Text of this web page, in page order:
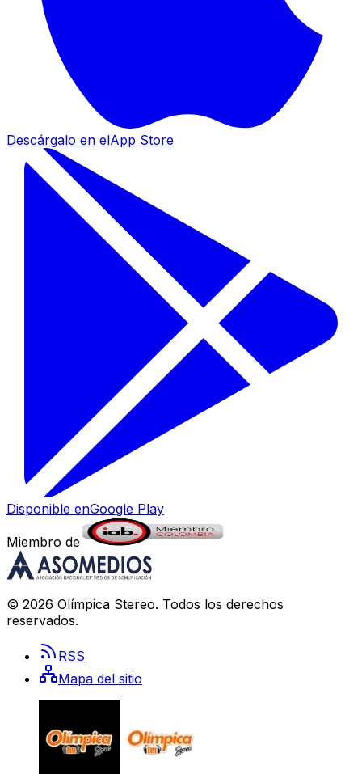
Descárgalo en elApp Store
Disponible enGoogle Play
Miembro de
© 2026 Olímpica Stereo. Todos los derechos
reservados.
RSS
Mapa del sitio